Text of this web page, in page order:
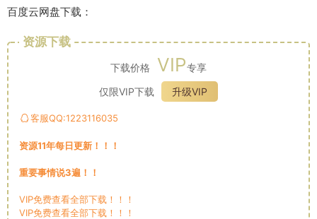
百度云网盘下载：
资源下载
下载价格 VIP专享
仅限VIP下载
升级VIP
客服QQ:1223116035
资源11年每日更新！！！
重要事情说3遍！！
VIP免费查看全部下载！！！
VIP免费查看全部下载！！！